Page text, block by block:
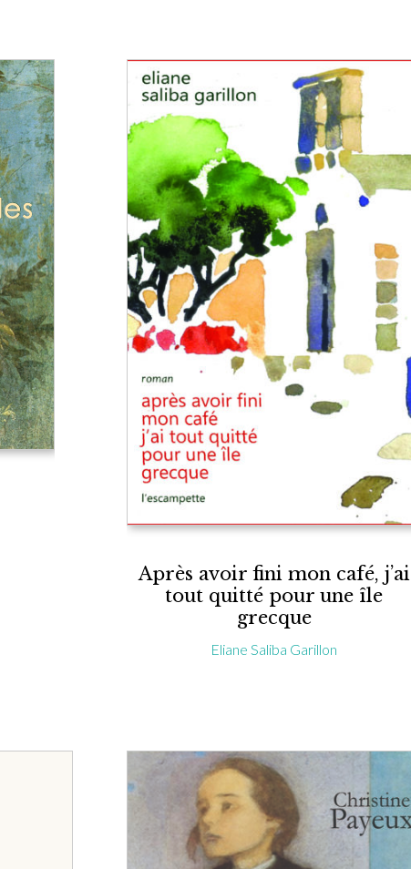
Après avoir fini mon café, j’ai
tout quitté pour une île
grecque
Eliane Saliba Garillon